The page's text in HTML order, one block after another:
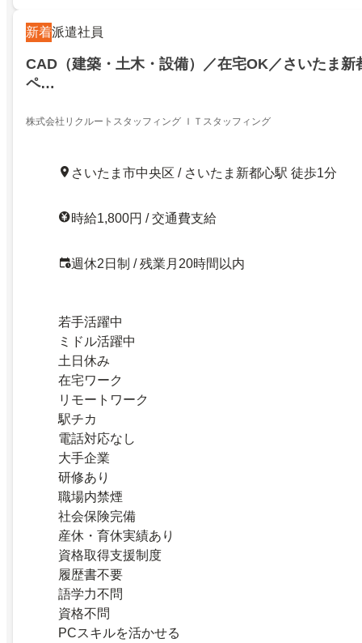
新着派遣社員
CAD（建築・土木・設備）／在宅OK／さいたま新
ペ…
株式会社リクルートスタッフィング ＩＴスタッフィング
さいたま市中央区 / さいたま新都心駅 徒歩1分
時給1,800円 / 交通費支給
週休2日制 / 残業月20時間以内
若手活躍中
ミドル活躍中
土日休み
在宅ワーク
リモートワーク
駅チカ
電話対応なし
大手企業
研修あり
職場内禁煙
社会保険完備
産休・育休実績あり
資格取得支援制度
履歴書不要
語学力不問
資格不問
PCスキルを活かせる